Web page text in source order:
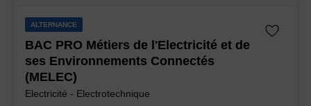
ALTERNANCE
BAC PRO Métiers de l'Electricité et de
ses Environnements Connectés
(MELEC)
Electricité - Electrotechnique